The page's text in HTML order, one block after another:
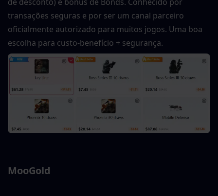
transações seguras e por ser um canal parceiro
oficialmente autorizado para muitos jogos. Uma boa
escolha para custo-benefício + segurança.
MooGold